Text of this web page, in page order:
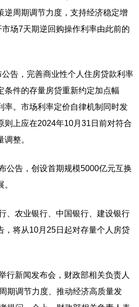
逆周期调节力度，支持经济稳定增
场7天期逆回购操作利率由此前的
，完善商业性个人住房贷款利率
条件的存量房贷重新约定加点幅
率。市场利率定价自律机制同时发
则上应在2024年10月31日前对符合
整。
告，创设首期规模5000亿元互换
农业银行、中国银行、建设银行
，将从10月25日起对存量个人房贷
新闻发布会，财政部相关负责人
期调节力度、推动经济高质量发